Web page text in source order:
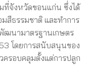
ที่จังหวัดขอนแก่น ซึ่งได้
สีธรรมชาติ และทำการ
พัฒนามาตรฐานเกษตร
โดยการสนับสนุนของ
รอบคลุมตั้งแต่การปลูก